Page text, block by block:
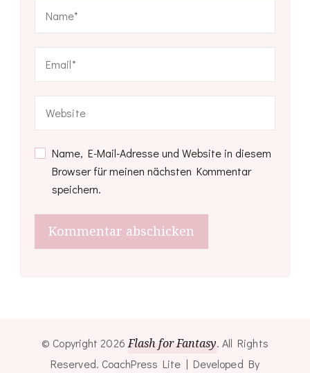
Name, E-Mail-Adresse und Website in diesem
Browser für meinen nächsten Kommentar
speichern.
© Copyright 2026 Flash for Fantasy. All Rights
Reserved. CoachPress Lite | Developed By